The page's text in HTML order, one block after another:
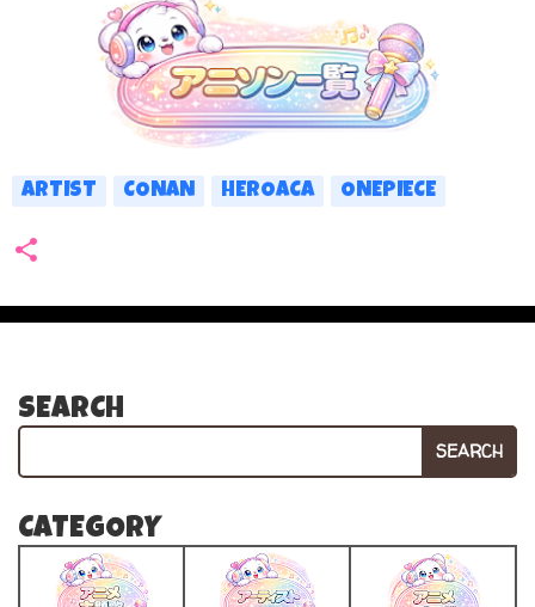
ARTIST CONAN HEROACA ONEPIECE
SEARCH
SEARCH
CATEGORY